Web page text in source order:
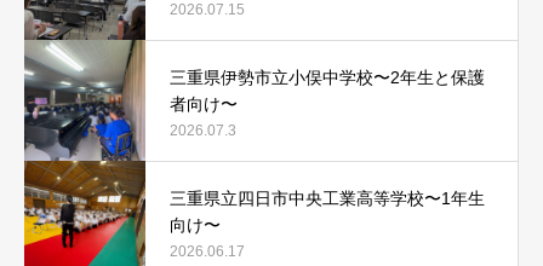
2026.07.15
三重県伊勢市立小俣中学校〜2年生と保護
者向け〜
2026.07.3
三重県立四日市中央工業高等学校〜1年生
向け〜
2026.06.17